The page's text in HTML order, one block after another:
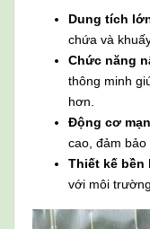
Dung tích
chứa và
Chức năng
thông minh
hơn.
Động cơ
cao, đảm
Thiết kế bền
với môi